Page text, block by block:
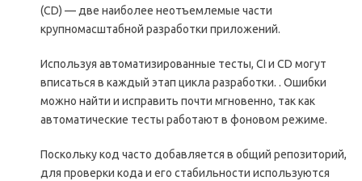
(CD) — две наиболее неотъемлемые части
крупномасштабной разработки приложений.
Используя автоматизированные тесты, CI и CD могут
вписаться в каждый этап цикла разработки. . Ошибки
можно найти и исправить почти мгновенно, так как
автоматические тесты работают в фоновом режиме.
Поскольку код часто добавляется в общий репозиторий,
для проверки кода и его стабильности используются